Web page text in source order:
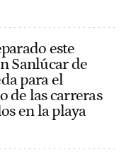
este
Sanlúcar de
para el
de las carreras
en la playa